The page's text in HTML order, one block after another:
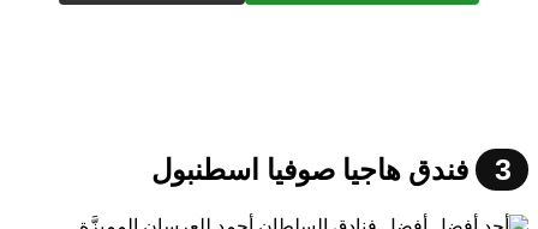
3 فندق هاجيا صوفيا اسطنبول